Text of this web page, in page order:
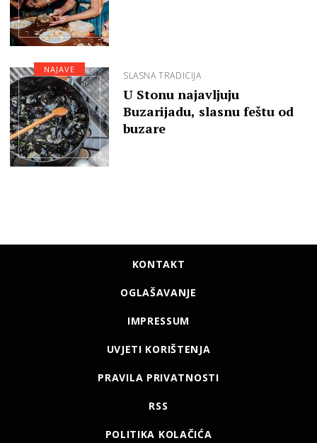
SLASNA TRADICIJA
U Stonu najavljuju
Buzarijadu, slasnu feštu od
buzare
NAJAVE
KONTAKT
OGLAŠAVANJE
IMPRESSUM
UVJETI KORIŠTENJA
PRAVILA PRIVATNOSTI
RSS
POLITIKA KOLAČIĆA